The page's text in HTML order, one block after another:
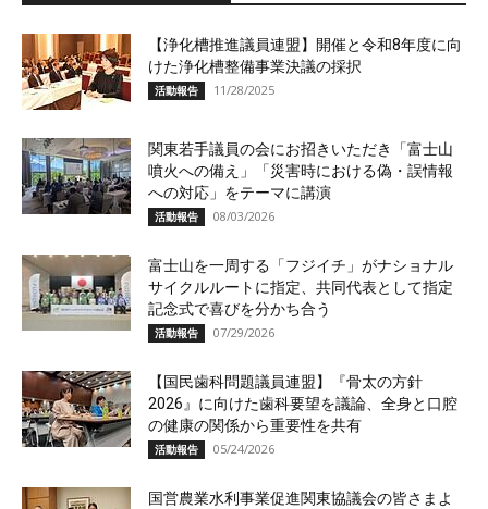
【浄化槽推進議員連盟】開催と令和8年度に向
けた浄化槽整備事業決議の採択
活動報告 11/28/2025
関東若手議員の会にお招きいただき「富士山
噴火への備え」「災害時における偽・誤情報
への対応」をテーマに講演
活動報告 08/03/2026
富士山を一周する「フジイチ」がナショナル
サイクルルートに指定、共同代表として指定
記念式で喜びを分かち合う
活動報告 07/29/2026
【国民歯科問題議員連盟】『骨太の方針
2026』に向けた歯科要望を議論、全身と口腔
の健康の関係から重要性を共有
活動報告 05/24/2026
国営農業水利事業促進関東協議会の皆さまよ